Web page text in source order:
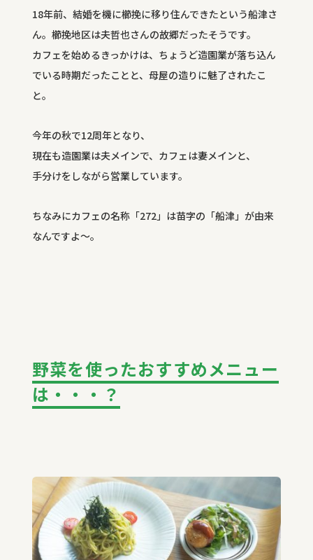
18年前、結婚を機に櫛挽に移り住んできたという船津さ
ん。櫛挽地区は夫哲也さんの故郷だったそうです。
カフェを始めるきっかけは、ちょうど造園業が落ち込ん
でいる時期だったことと、母屋の造りに魅了されたこ
と。
今年の秋で12周年となり、
現在も造園業は夫メインで、カフェは妻メインと、
手分けをしながら営業しています。
ちなみにカフェの名称「272」は苗字の「船津」が由来
なんですよ〜。
野菜を使ったおすすめメニュー
は・・・？